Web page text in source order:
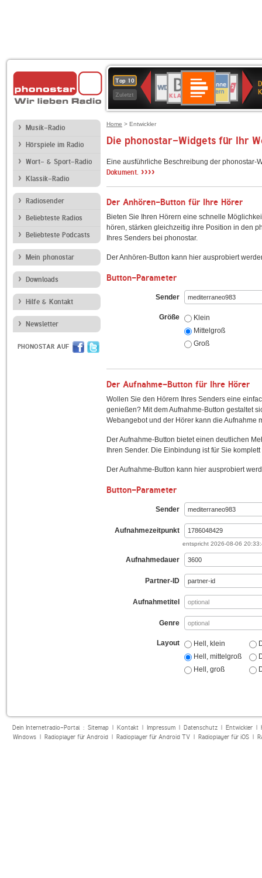
Top 10
Zuletzt
Deutschlandfunk
80er
90er
OLDIE
ANTENNE
SWR3
4
BR-
KLASSIK
Deutschlandfunk
Kultur
ANTENNE
BAYERN
SWR
Kultur
NDR
2
Musik-Radio
Hörspiele im Radio
Wort- & Sport-Radio
Klassik-Radio
Radiosender
Beliebteste Radios
Beliebteste Podcasts
Mein phonostar
Downloads
Hilfe & Kontakt
Newsletter
PHONOSTAR AUF
Home > Entwickler
Die phonostar-Widgets für Ihr
Eine ausführliche Beschreibung der
Dokument. ››››
Der Anhören-Button für Ihre Hörer
Bieten Sie Ihren Hörern eine schnelle
hören, stärken gleichzeitig ihre Position in den
Ihres Senders bei phonostar.
Der Anhören-Button kann hier ausprobiert
Button-Parameter
Sender
Größe
Klein
Mittelgroß
Groß
Der Aufnahme-Button für Ihre Hörer
Wollen Sie den Hörern Ihres Senders eine
genießen? Mit dem Aufnahme-Button gestaltet
Webangebot und der Hörer kann die Aufnahme
Der Aufnahme-Button bietet einen deutlichen
Ihren Sender. Die Einbindung ist für Sie
Der Aufnahme-Button kann hier ausprobiert
Button-Parameter
Sender
Aufnahmezeitpunkt
entspricht 2026-08-06
Aufnahmedauer
Partner-ID
Aufnahmetitel
Genre
Layout
Hell, klein
Hell, mittelgroß
Hell, groß
Dein Internetradio-Portal : Sitemap| Kontakt| Impressum| Datenschutz| Entwickler|
Windows| Radioplayer für Android| Radioplayer für Android TV| Radioplayer für iOS|